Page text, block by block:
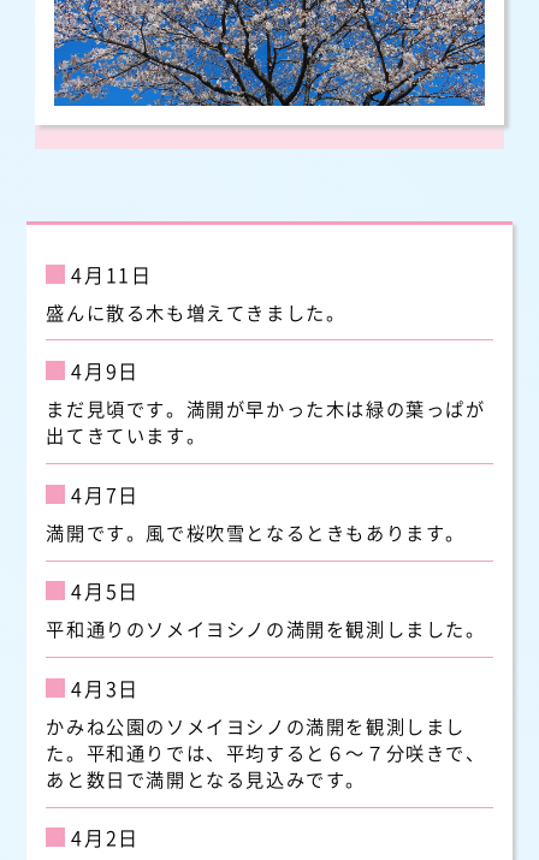
4月11日
盛んに散る木も増えてきました。
4月9日
まだ見頃です。満開が早かった木は緑の葉っぱが
出てきています。
4月7日
満開です。風で桜吹雪となるときもあります。
4月5日
平和通りのソメイヨシノの満開を観測しました。
4月3日
かみね公園のソメイヨシノの満開を観測しまし
た。平和通りでは、平均すると６～７分咲きで、
あと数日で満開となる見込みです。
4月2日